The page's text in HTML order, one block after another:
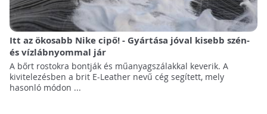
Itt az ökosabb Nike cipő! - Gyártása jóval kisebb szén-
és vízlábnyommal jár
A bőrt rostokra bontják és műanyagszálakkal keverik. A
kivitelezésben a brit E-Leather nevű cég segített, mely
hasonló módon ...